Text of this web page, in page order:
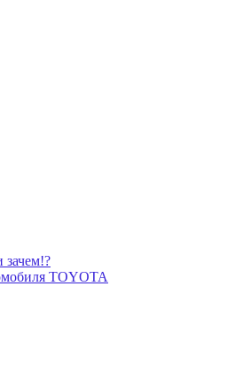
зачем!?
TOYOTA